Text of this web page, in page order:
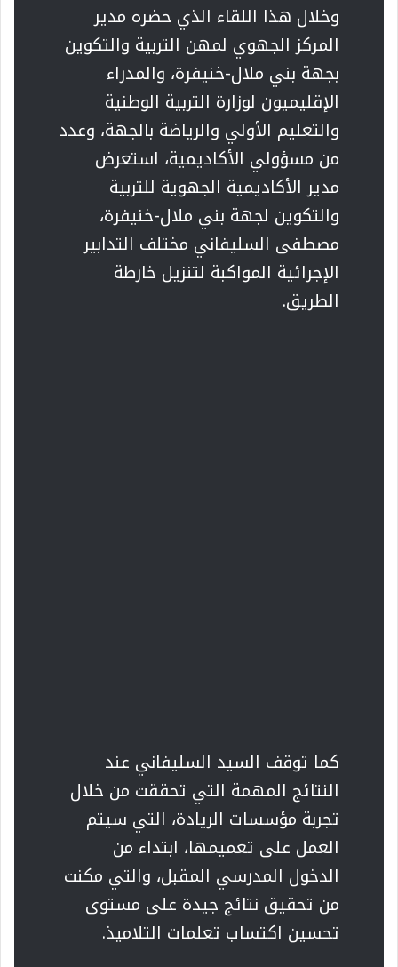
وخلال هذا اللقاء الذي حضره مدير
المركز الجهوي لمهن التربية والتكوين
بجهة بني ملال-خنيفرة، والمدراء
الإقليميون لوزارة التربية الوطنية
والتعليم الأولي والرياضة بالجهة، وعدد
من مسؤولي الأكاديمية، استعرض
مدير الأكاديمية الجهوية للتربية
والتكوين لجهة بني ملال-خنيفرة،
مصطفى السليفاني مختلف التدابير
الإجرائية المواكبة لتنزيل خارطة
الطريق.
كما توقف السيد السليفاني عند
النتائج المهمة التي تحققت من خلال
تجربة مؤسسات الريادة، التي سيتم
العمل على تعميمها، ابتداء من
الدخول المدرسي المقبل، والتي مكنت
من تحقيق نتائج جيدة على مستوى
تحسين اكتساب تعلمات التلاميذ.